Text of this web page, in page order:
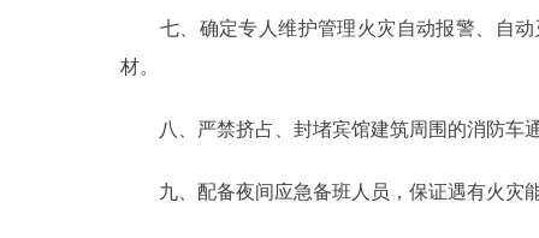
ESPAÑOL
ITALIANO
七、确定专人维护管理火灾自动报警、自动
材。
八、严禁挤占、封堵宾馆建筑周围的消防车
九、配备夜间应急备班人员，保证遇有火灾